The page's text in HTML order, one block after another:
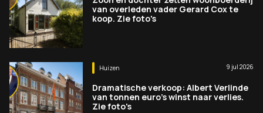
van overleden vader Gerard Cox te
koop. Zie foto's
Huizen 9 jul 2026
Dramatische verkoop: Albert Verlinde
van tonnen euro's winst naar verlies.
Zie foto's